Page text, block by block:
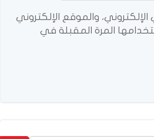
والموقع الإلكتروني
المرة المقبلة في